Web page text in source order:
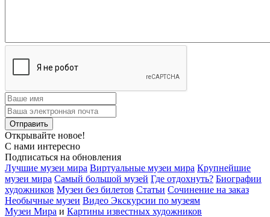
Открывайте новое!
С нами интересно
Подписаться на обновления
Лучшие музеи мира Виртуальные музеи мира Крупнейшие
музеи мира Самый большой музей Где отдохнуть? Биографии
художников Музеи без билетов Статьи Сочинение на заказ
Необычные музеи Видео Экскурсии по музеям
Музеи Мира и Картины известных художников